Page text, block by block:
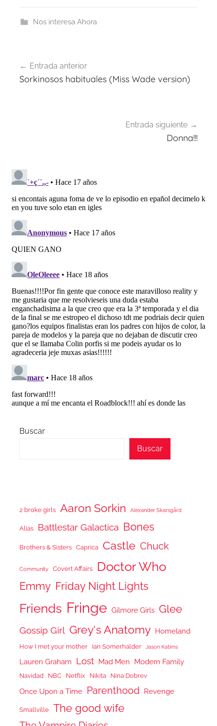
Nos interesa Ahora
de
Entrada anterior
Sorkinosos habituales (Miss Wade version)
Entrada siguiente
Donna!!!
Buscar
Buscar
2 broke girls Aaron Sorkin Alexander Skarsgård
Alias Battlestar Galactica Bones
Brothers & Sisters Caprica Castle Chuck
Community Covert Affairs Doctor Who
Emmy Friday Night Lights
Friends Fringe Gilmore Girls Glee
Gossip Girl Grey's Anatomy Homeland
How I met your mother Ian Somerhalder Jason Katims
Lauren Graham Lost Mad Men Modern Family
Navidad NBC Netflix Nikita Nina Dobrev
Once Upon a Time Parenthood Revenge
Smallville The good wife